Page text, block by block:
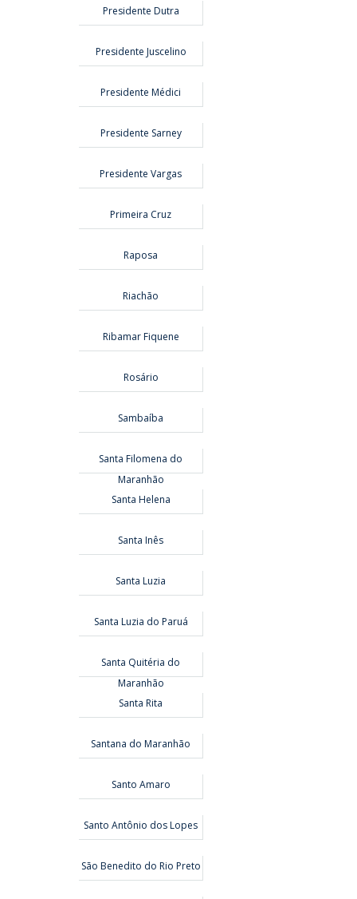
Presidente Dutra
Presidente Juscelino
Presidente Médici
Presidente Sarney
Presidente Vargas
Primeira Cruz
Raposa
Riachão
Ribamar Fiquene
Rosário
Sambaíba
Santa Filomena do
Maranhão
Santa Helena
Santa Inês
Santa Luzia
Santa Luzia do Paruá
Santa Quitéria do
Maranhão
Santa Rita
Santana do Maranhão
Santo Amaro
Santo Antônio dos Lopes
São Benedito do Rio Preto